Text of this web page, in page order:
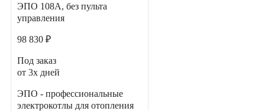
ЭПО 108А, без пульта
управления
98 830 ₽
Под заказ
от 3х дней
ЭПО - профессиональные
электрокотлы для отопления